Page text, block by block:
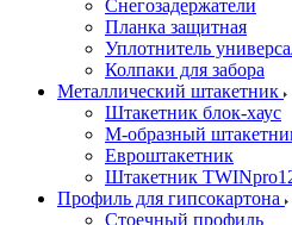
Снегозадержатели
Планка защитная
Уплотнитель
Колпаки для забора
Металлический штакетник
Штакетник блок-хаус
М-образный
Евроштакетник
Штакетник
Профиль для гипсокартона
Стоечный профиль